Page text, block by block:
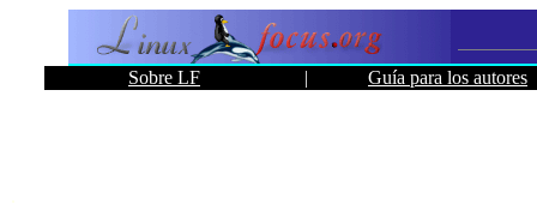
Sobre LF | Guía para los autores